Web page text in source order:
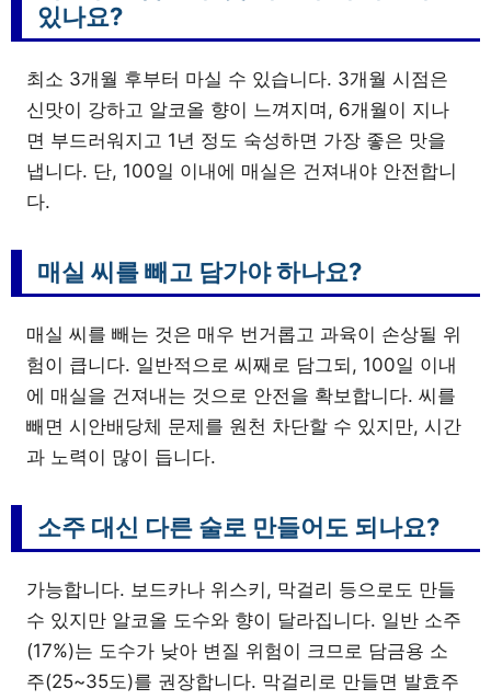
있나요?
최소 3개월 후부터 마실 수 있습니다. 3개월 시점은
신맛이 강하고 알코올 향이 느껴지며, 6개월이 지나
면 부드러워지고 1년 정도 숙성하면 가장 좋은 맛을
냅니다. 단, 100일 이내에 매실은 건져내야 안전합니
다.
매실 씨를 빼고 담가야 하나요?
매실 씨를 빼는 것은 매우 번거롭고 과육이 손상될 위
험이 큽니다. 일반적으로 씨째로 담그되, 100일 이내
에 매실을 건져내는 것으로 안전을 확보합니다. 씨를
빼면 시안배당체 문제를 원천 차단할 수 있지만, 시간
과 노력이 많이 듭니다.
소주 대신 다른 술로 만들어도 되나요?
가능합니다. 보드카나 위스키, 막걸리 등으로도 만들
수 있지만 알코올 도수와 향이 달라집니다. 일반 소주
(17%)는 도수가 낮아 변질 위험이 크므로 담금용 소
주(25~35도)를 권장합니다. 막걸리로 만들면 발효주